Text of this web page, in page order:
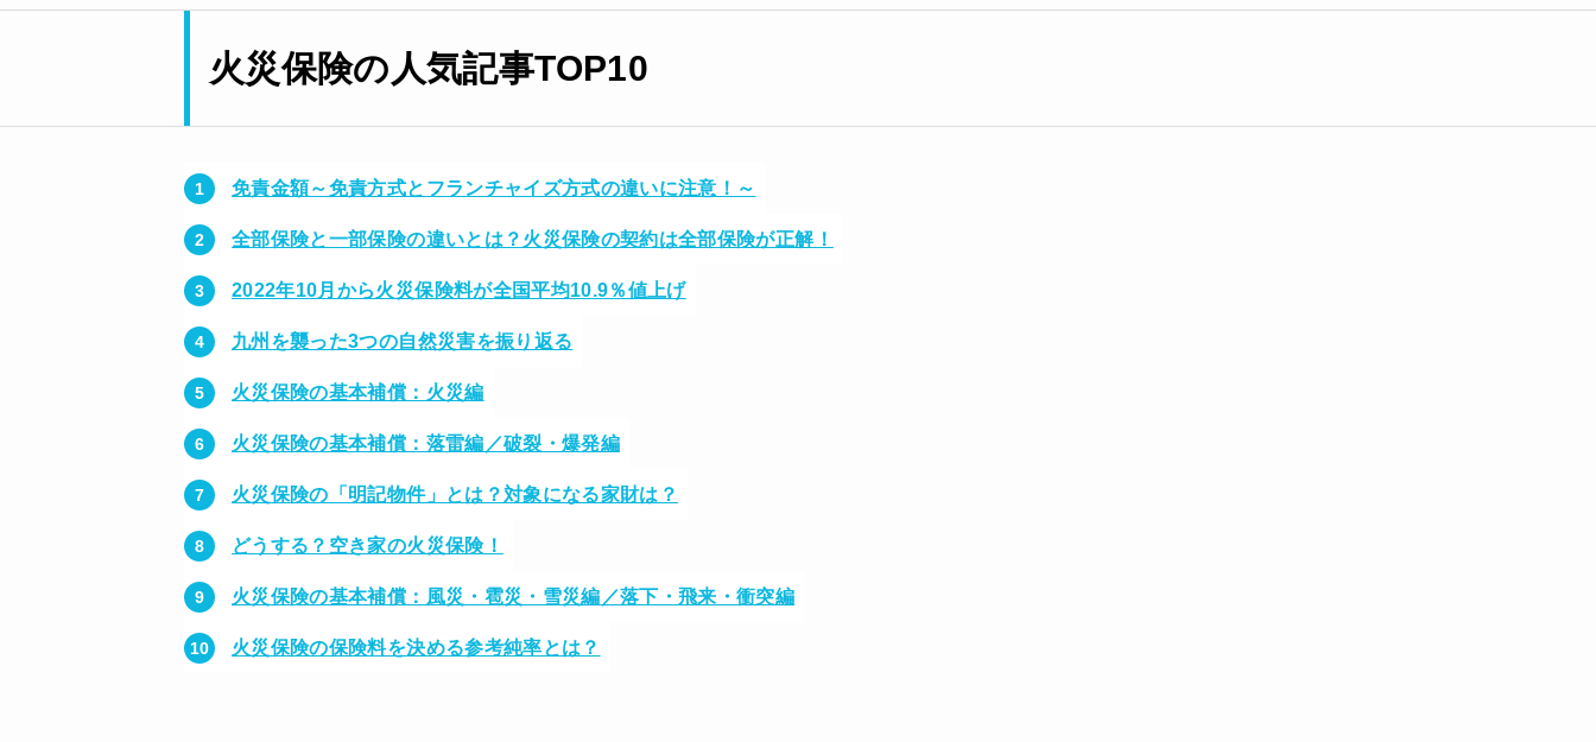
火災保険の人気記事TOP10
免責金額～免責方式とフランチャイズ方式の違いに注意！～
全部保険と一部保険の違いとは？火災保険の契約は全部保険が正解！
2022年10月から火災保険料が全国平均10.9％値上げ
九州を襲った3つの自然災害を振り返る
火災保険の基本補償：火災編
火災保険の基本補償：落雷編／破裂・爆発編
火災保険の「明記物件」とは？対象になる家財は？
どうする？空き家の火災保険！
火災保険の基本補償：風災・雹災・雪災編／落下・飛来・衝突編
火災保険の保険料を決める参考純率とは？